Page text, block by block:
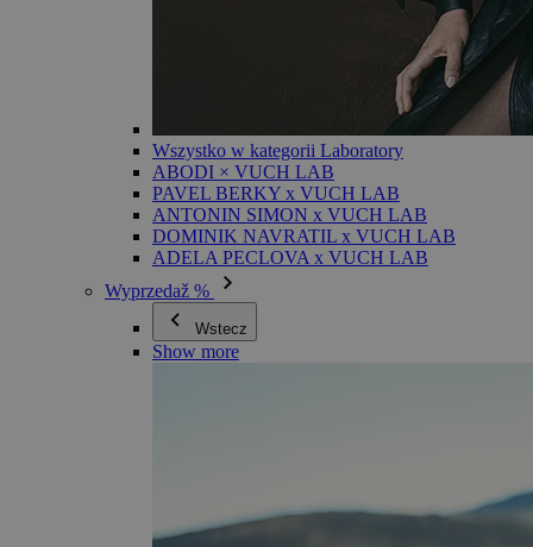
Wszystko w kategorii Laboratory
ABODI × VUCH LAB
PAVEL BERKY x VUCH LAB
ANTONIN SIMON x VUCH LAB
DOMINIK NAVRATIL x VUCH LAB
ADELA PECLOVA x VUCH LAB
Wyprzedaž %
Wstecz
Show more